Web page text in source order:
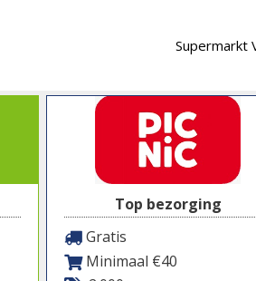
Supermarkt
Top bezorging
Gratis
Minimaal €40